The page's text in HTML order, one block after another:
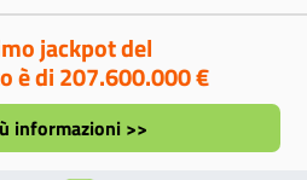
jackpot del
è di 207.600.000 €
informazioni >>